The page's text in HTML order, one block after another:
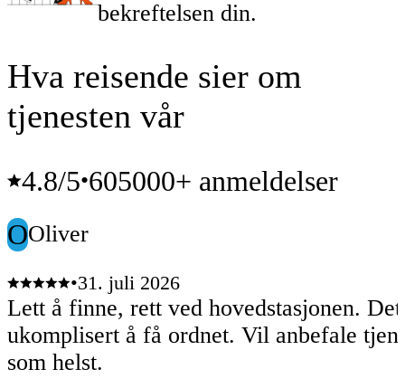
bekreftelsen din.
Hva reisende sier om
tjenesten vår
4.8/5•605000+ anmeldelser
OOliver
•31. juli 2026
Lett å finne, rett ved hovedstasjonen.
ukomplisert å få ordnet. Vil anbefale
som helst.